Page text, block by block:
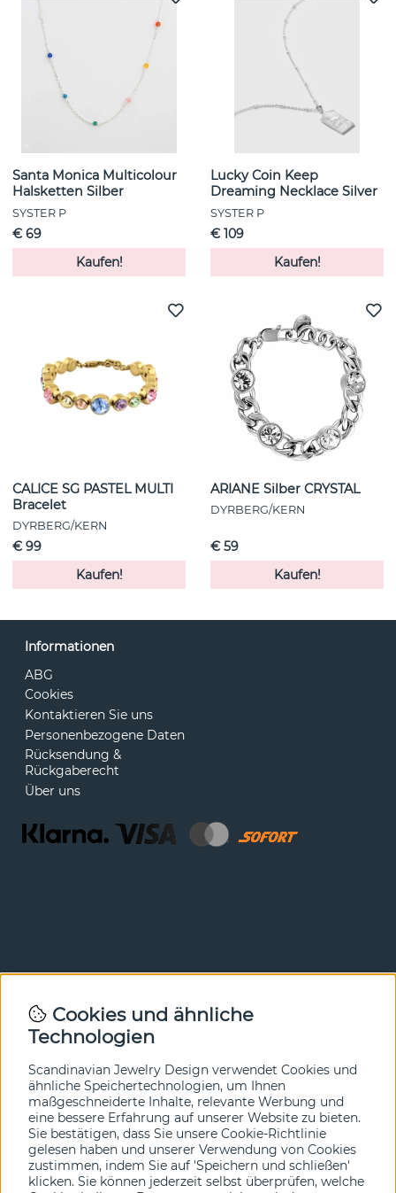
Santa Monica Multicolour
Halsketten Silber
SYSTER P
€ 69
Kaufen!
Lucky Coin Keep
Dreaming Necklace Silver
SYSTER P
€ 109
Kaufen!
CALICE SG PASTEL MULTI
Bracelet
DYRBERG/KERN
€ 99
Kaufen!
ARIANE Silber CRYSTAL
DYRBERG/KERN
€ 59
Kaufen!
Informationen
ABG
Cookies
Kontaktieren Sie uns
Personenbezogene Daten
Rücksendung &
Rückgaberecht
Über uns
Newsletter
In unserem Newsletter erfahren Sie vor allen anderen
hier an.
Ja bitte!
Cookies und ähnliche
Technologien
Scandinavian Jewelry Design verwendet Cookies und
ähnliche Speichertechnologien, um Ihnen
maßgeschneiderte Inhalte, relevante Werbung und
eine bessere Erfahrung auf unserer Website zu bieten.
Sie bestätigen, dass Sie unsere Cookie-Richtlinie
gelesen haben und unserer Verwendung von Cookies
zustimmen, indem Sie auf 'Speichern und schließen'
klicken. Sie können jederzeit selbst überprüfen, welche